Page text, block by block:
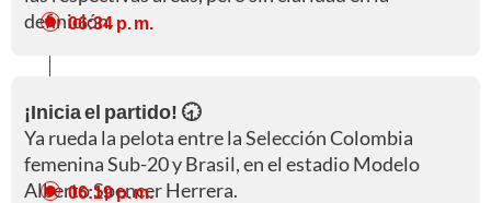
definición.
06:34 p. m.
¡Inicia el partido! 🕣
Ya rueda la pelota entre la Selección Colombia
femenina Sub-20 y Brasil, en el estadio Modelo
Alberto Spencer Herrera.
06:19 p. m.